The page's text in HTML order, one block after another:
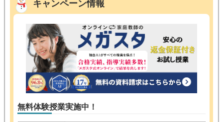
キャンペーン情報
無料体験授業実施中！